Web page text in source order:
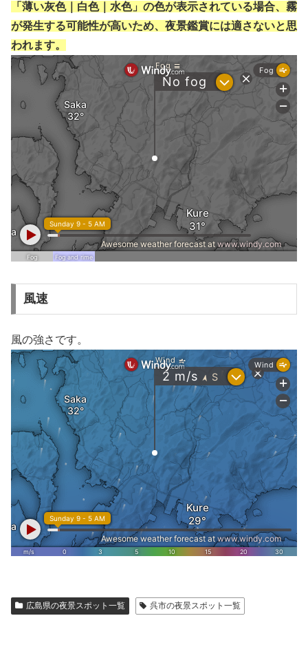
「薄い灰色｜白色｜水色」の色が表示されている場合、霧
が発生する可能性が高いため、夜景鑑賞には適さないと思
われます。
風速
風の強さです。
広島県の夜景スポット一覧 呉市の夜景スポット一覧